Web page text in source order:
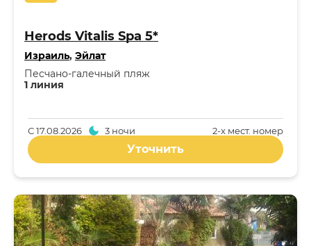
Herods Vitalis Spa 5*
Израиль, Эйлат
1 линия
Песчано-галечный пляж
2-x мест. номер
С17.08.2026 3 ночи
Уточнить